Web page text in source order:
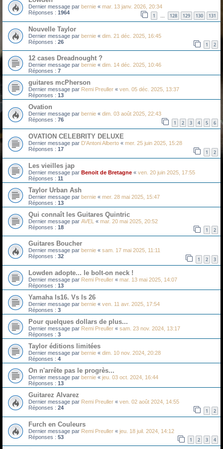
Dernier message par bernie « mar. 13 janv. 2026, 20:34
Réponses : 1964 1 … 128 129 130 131
Nouvelle Taylor
Dernier message par bernie « dim. 21 déc. 2025, 16:45
Réponses : 26 1 2
12 cases Dreadnought ?
Dernier message par bernie « dim. 14 déc. 2025, 10:46
Réponses : 7
guitares mcPherson
Dernier message par Remi Preuller « ven. 05 déc. 2025, 13:37
Réponses : 13
Ovation
Dernier message par bernie « dim. 03 août 2025, 22:43
Réponses : 76 1 2 3 4 5 6
OVATION CELEBRITY DELUXE
Dernier message par D'Antoni Alberto « mer. 25 juin 2025, 15:28
Réponses : 17 1 2
Les vieilles jap
Dernier message par Benoit de Bretagne « ven. 20 juin 2025, 17:55
Réponses : 11
Taylor Urban Ash
Dernier message par bernie « mer. 28 mai 2025, 15:47
Réponses : 13
Qui connaît les Guitares Quintric
Dernier message par AVEL « mar. 20 mai 2025, 20:52
Réponses : 18 1 2
Guitares Boucher
Dernier message par bernie « sam. 17 mai 2025, 11:11
Réponses : 32 1 2 3
Lowden adopte... le bolt-on neck !
Dernier message par Remi Preuller « mar. 13 mai 2025, 14:07
Réponses : 13
Yamaha ls16. Vs ls 26
Dernier message par bernie « ven. 11 avr. 2025, 17:54
Réponses : 3
Pour quelques dollars de plus...
Dernier message par Remi Preuller « sam. 23 nov. 2024, 13:17
Réponses : 3
Taylor éditions limitées
Dernier message par bernie « dim. 10 nov. 2024, 20:28
Réponses : 4
On n'arrête pas le progrès...
Dernier message par bernie « jeu. 03 oct. 2024, 16:44
Réponses : 13
Guitarez Alvarez
Dernier message par Remi Preuller « ven. 02 août 2024, 14:55
Réponses : 24 1 2
Furch en Couleurs
Dernier message par Remi Preuller « jeu. 18 juil. 2024, 14:12
Réponses : 53 1 2 3 4